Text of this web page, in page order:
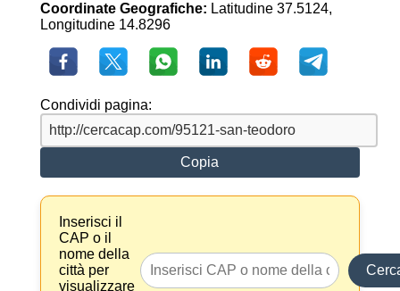
Coordinate Geografiche: Latitudine 37.5124,
Longitudine 14.8296
Condividi pagina:
Copia
Inserisci il
CAP o il
nome della
città per
visualizzare